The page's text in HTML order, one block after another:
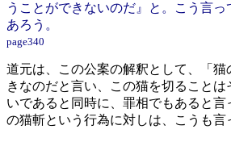
うことができないのだ』と。こう言
あろう。
page340
道元は、この公案の解釈として、「
きなのだと言い、この猫を切ること
いであると同時に、罪相でもあると言
の猫斬という行為に対しは、こうも言